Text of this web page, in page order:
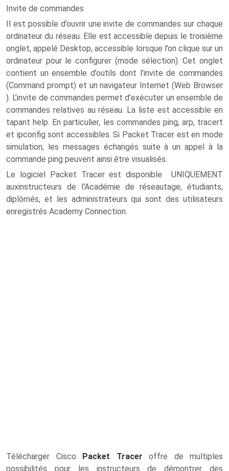
Invite de commandes
Il est possible d’ouvrir une invite de commandes sur chaque
ordinateur du réseau. Elle est accessible depuis le troisième
onglet, appelé Desktop, accessible lorsque l’on clique sur un
ordinateur pour le configurer (mode sélection). Cet onglet
contient un ensemble d’outils dont l’invite de commandes
(Command prompt) et un navigateur Internet (Web Browser
). L’invite de commandes permet d’exécuter un ensemble de
commandes relatives au réseau. La liste est accessible en
tapant help. En particulier, les commandes ping, arp, tracert
et ipconfig sont accessibles. Si Packet Tracer est en mode
simulation, les messages échangés suite à un appel à la
commande ping peuvent ainsi être visualisés.
Le logiciel Packet Tracer est disponible UNIQUEMENT
auxinstructeurs de l'Académie de réseautage, étudiants,
diplômés, et les administrateurs qui sont des utilisateurs
enregistrés Academy Connection.
Télécharger Cisco Packet Tracer offre de multiples
possibilités pour les instructeurs de démontrer des